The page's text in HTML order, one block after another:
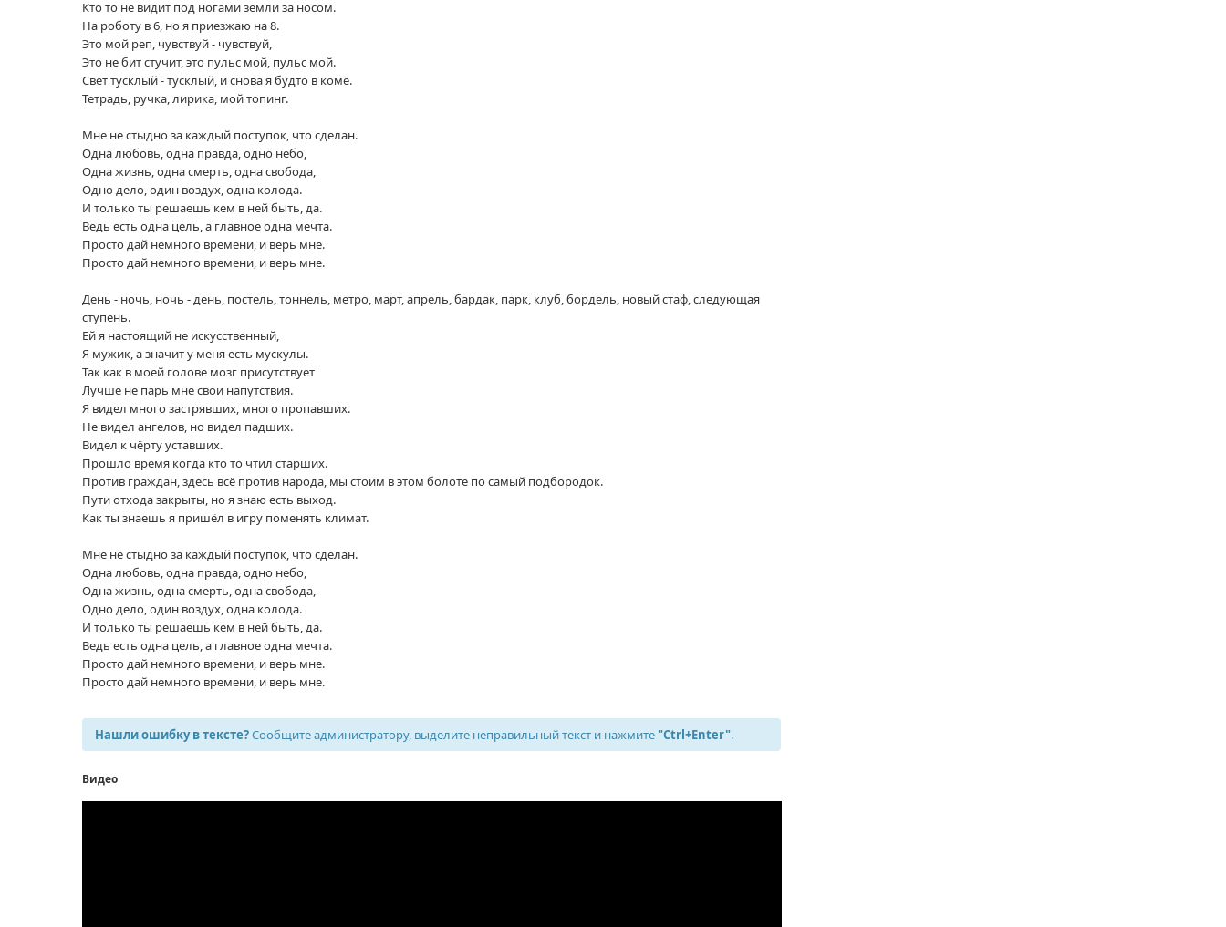
Кто то не видит под ногами земли за носом.
На роботу в 6, но я приезжаю на 8.
Это мой реп, чувствуй - чувствуй,
Это не бит стучит, это пульс мой, пульс мой.
Свет тусклый - тусклый, и снова я будто в коме.
Тетрадь, ручка, лирика, мой топинг.
Мне не стыдно за каждый поступок, что сделан.
Одна любовь, одна правда, одно небо,
Одна жизнь, одна смерть, одна свобода,
Одно дело, один воздух, одна колода.
И только ты решаешь кем в ней быть, да.
Ведь есть одна цель, а главное одна мечта.
Просто дай немного времени, и верь мне.
Просто дай немного времени, и верь мне.
День - ночь, ночь - день, постель, тоннель, метро, март, апрель, бардак, парк, клуб, бордель, новый стаф, следующая
ступень.
Ей я настоящий не искусственный,
Я мужик, а значит у меня есть мускулы.
Так как в моей голове мозг присутствует
Лучше не парь мне свои напутствия.
Я видел много застрявших, много пропавших.
Не видел ангелов, но видел падших.
Видел к чёрту уставших.
Прошло время когда кто то чтил старших.
Против граждан, здесь всё против народа, мы стоим в этом болоте по самый подбородок.
Пути отхода закрыты, но я знаю есть выход.
Как ты знаешь я пришёл в игру поменять климат.
Мне не стыдно за каждый поступок, что сделан.
Одна любовь, одна правда, одно небо,
Одна жизнь, одна смерть, одна свобода,
Одно дело, один воздух, одна колода.
И только ты решаешь кем в ней быть, да.
Ведь есть одна цель, а главное одна мечта.
Просто дай немного времени, и верь мне.
Просто дай немного времени, и верь мне.
Нашли ошибку в тексте?Сообщите администратору, выделите неправильный текст и нажмите "Ctrl+Enter".
Видео